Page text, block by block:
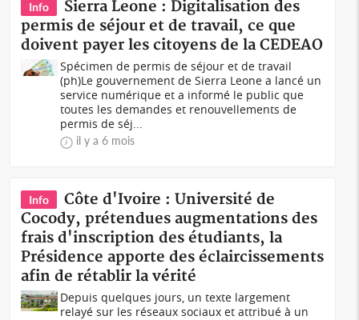
Info
Sierra Leone : Digitalisation des
permis de séjour et de travail, ce que
doivent payer les citoyens de la CEDEAO
Spécimen de permis de séjour et de travail
(ph)Le gouvernement de Sierra Leone a lancé un
service numérique et a informé le public que
toutes les demandes et renouvellements de
permis de séj...
il y a 6 mois
Info
Côte d'Ivoire : Université de
Cocody, prétendues augmentations des
frais d'inscription des étudiants, la
Présidence apporte des éclaircissements
afin de rétablir la vérité
Depuis quelques jours, un texte largement
relayé sur les réseaux sociaux et attribué à un